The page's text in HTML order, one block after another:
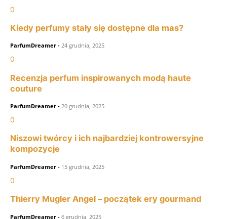
0
Kiedy perfumy stały się dostępne dla mas?
ParfumDreamer - 24 grudnia, 2025
0
Recenzja perfum inspirowanych modą haute
couture
ParfumDreamer - 20 grudnia, 2025
0
Niszowi twórcy i ich najbardziej kontrowersyjne
kompozycje
ParfumDreamer - 15 grudnia, 2025
0
Thierry Mugler Angel – początek ery gourmand
ParfumDreamer - 6 grudnia, 2025